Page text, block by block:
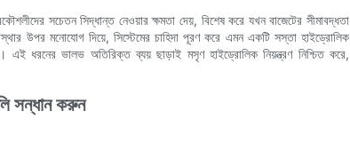
সচেতন সিদ্ধান্ত নেওয়ার ক্ষমতা দেয়, বিশেষ করে যখন বাজেটের সীমাবদ্ধতা
উপর মনোযোগ দিয়ে, সিস্টেমের চাহিদা পূরণ করে এমন একটি সস্তা হাইড্রোলিক
এই ধরনের ভালভ অতিরিক্ত ব্যয় ছাড়াই মসৃণ হাইড্রোলিক নিয়ন্ত্রণ নিশ্চিত করে,
সন্ধান করুন